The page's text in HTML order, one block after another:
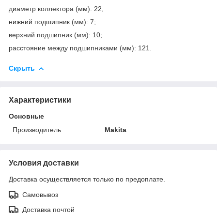
диаметр коллектора (мм): 22;
нижний подшипник (мм): 7;
верхний подшипник (мм): 10;
расстояние между подшипниками (мм): 121.
Скрыть
Характеристики
Основные
Производитель
Makita
Условия доставки
Доставка осуществляется только по предоплате.
Самовывоз
Доставка почтой